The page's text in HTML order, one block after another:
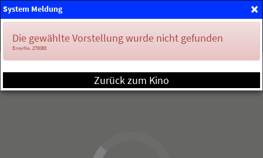
Mein Konto
×
System Meldung
Die gewählte Vorstellung wurde nicht gefunden
ErrorNo. 270083
Zurück zum Kino